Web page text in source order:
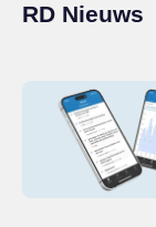
RD Nieuws